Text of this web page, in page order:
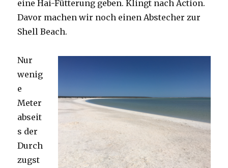
eine Hai-Fütterung geben. Klingt nach Action.
Davor machen wir noch einen Abstecher zur
Shell Beach.
Nur
wenig
e
Meter
abseit
s der
Durch
zugst